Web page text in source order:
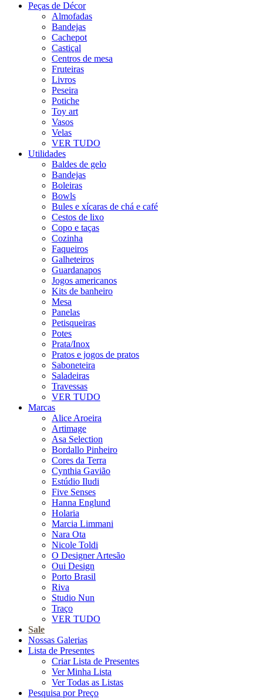
Peças de Décor
Almofadas
Bandejas
Cachepot
Castiçal
Centros de mesa
Fruteiras
Livros
Peseira
Potiche
Toy art
Vasos
Velas
VER TUDO
Utilidades
Baldes de gelo
Bandejas
Boleiras
Bowls
Bules e xícaras de chá e café
Cestos de lixo
Copo e taças
Cozinha
Faqueiros
Galheteiros
Guardanapos
Jogos americanos
Kits de banheiro
Mesa
Panelas
Petisqueiras
Potes
Prata/Inox
Pratos e jogos de pratos
Saboneteira
Saladeiras
Travessas
VER TUDO
Marcas
Alice Aroeira
Artimage
Asa Selection
Bordallo Pinheiro
Cores da Terra
Cynthia Gavião
Estúdio Iludi
Five Senses
Hanna Englund
Holaria
Marcia Limmani
Nara Ota
Nicole Toldi
O Designer Artesão
Oui Design
Porto Brasil
Riva
Studio Nun
Traço
VER TUDO
Sale
Nossas Galerias
Lista de Presentes
Criar Lista de Presentes
Ver Minha Lista
Ver Todas as Listas
Pesquisa por Preço